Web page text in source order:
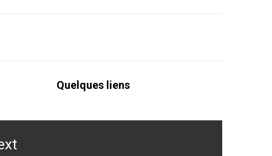
Quelques liens